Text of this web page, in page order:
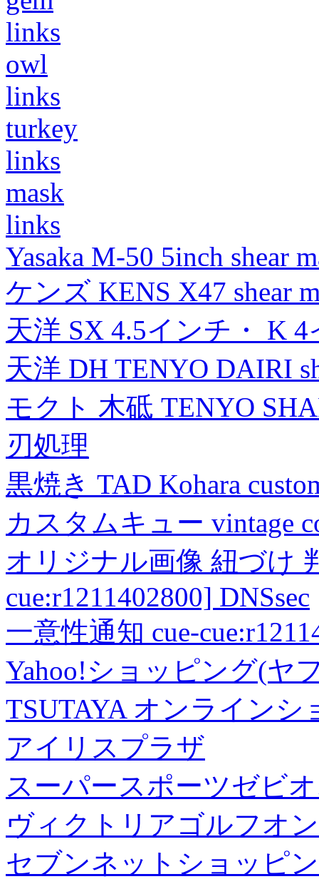
links
owl
links
turkey
links
mask
links
Yasaka M-50 5inch shear
ケンズ KENS X47 shear
天洋 SX 4.5インチ・ K
天洋 DH TENYO DAIRI
モクト 木砥 TENYO
刃処理
黒焼き TAD Kohara
カスタムキュー vintage
オリジナル画像 紐づけ
cue:r1211402800] DNSsec
一意性通知 cue-
Yahoo!ショッピング(ヤ
TSUTAYA オンラインシ
アイリスプラザ
スーパースポーツゼビ
ヴィクトリアゴルフオ
セブンネットショッピ